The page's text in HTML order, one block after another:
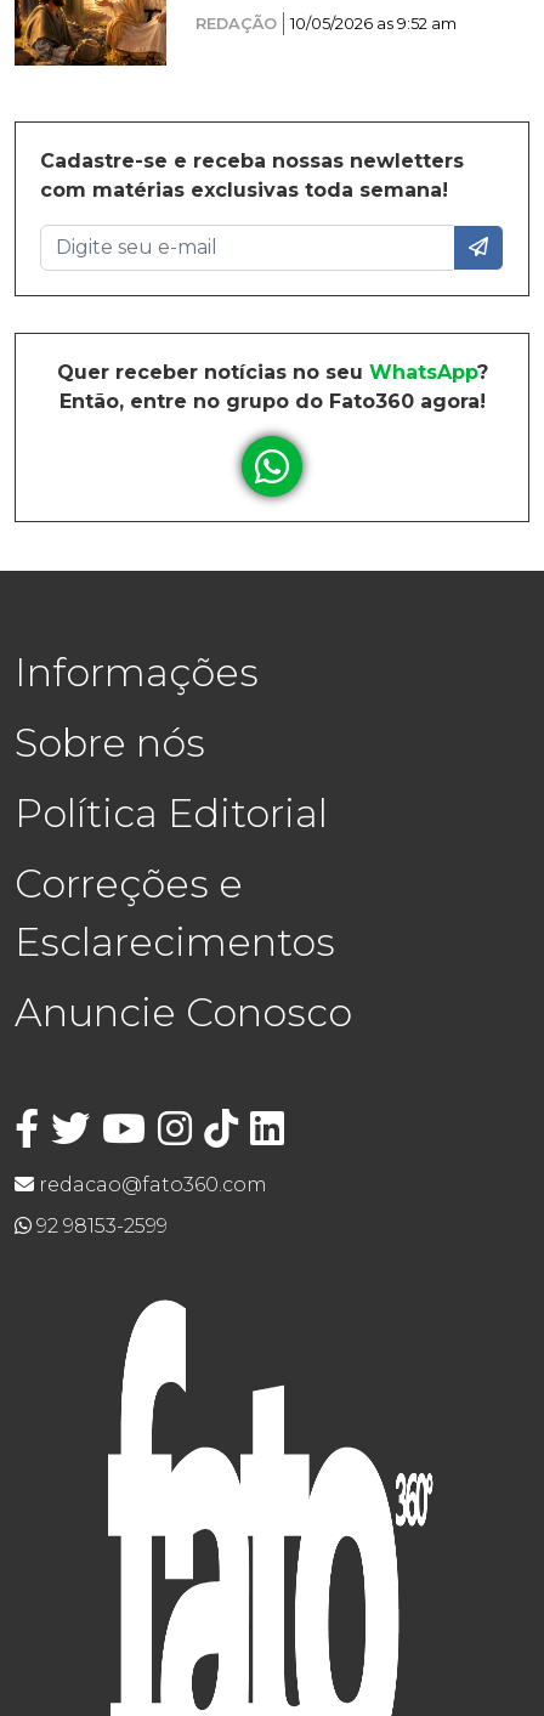
REDAÇÃO 10/05/2026 as 9:52 am
Cadastre-se e receba nossas newletters
com matérias exclusivas toda semana!
Quer receber notícias no seu WhatsApp?
Então, entre no grupo do Fato360 agora!
Informações
Sobre nós
Política Editorial
Correções e
Esclarecimentos
Anuncie Conosco
redacao@fato360.com
92 98153-2599